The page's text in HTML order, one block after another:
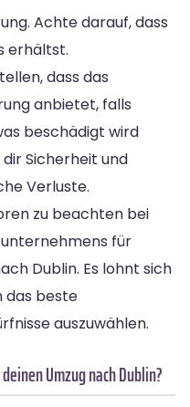
Achte darauf, dass
erhältst.
dass das
anbietet, falls
beschädigt wird
Sicherheit und
Verluste.
zu beachten bei
für
Dublin. Es lohnt sich
das beste
auszuwählen.
Umzug nach Dublin?